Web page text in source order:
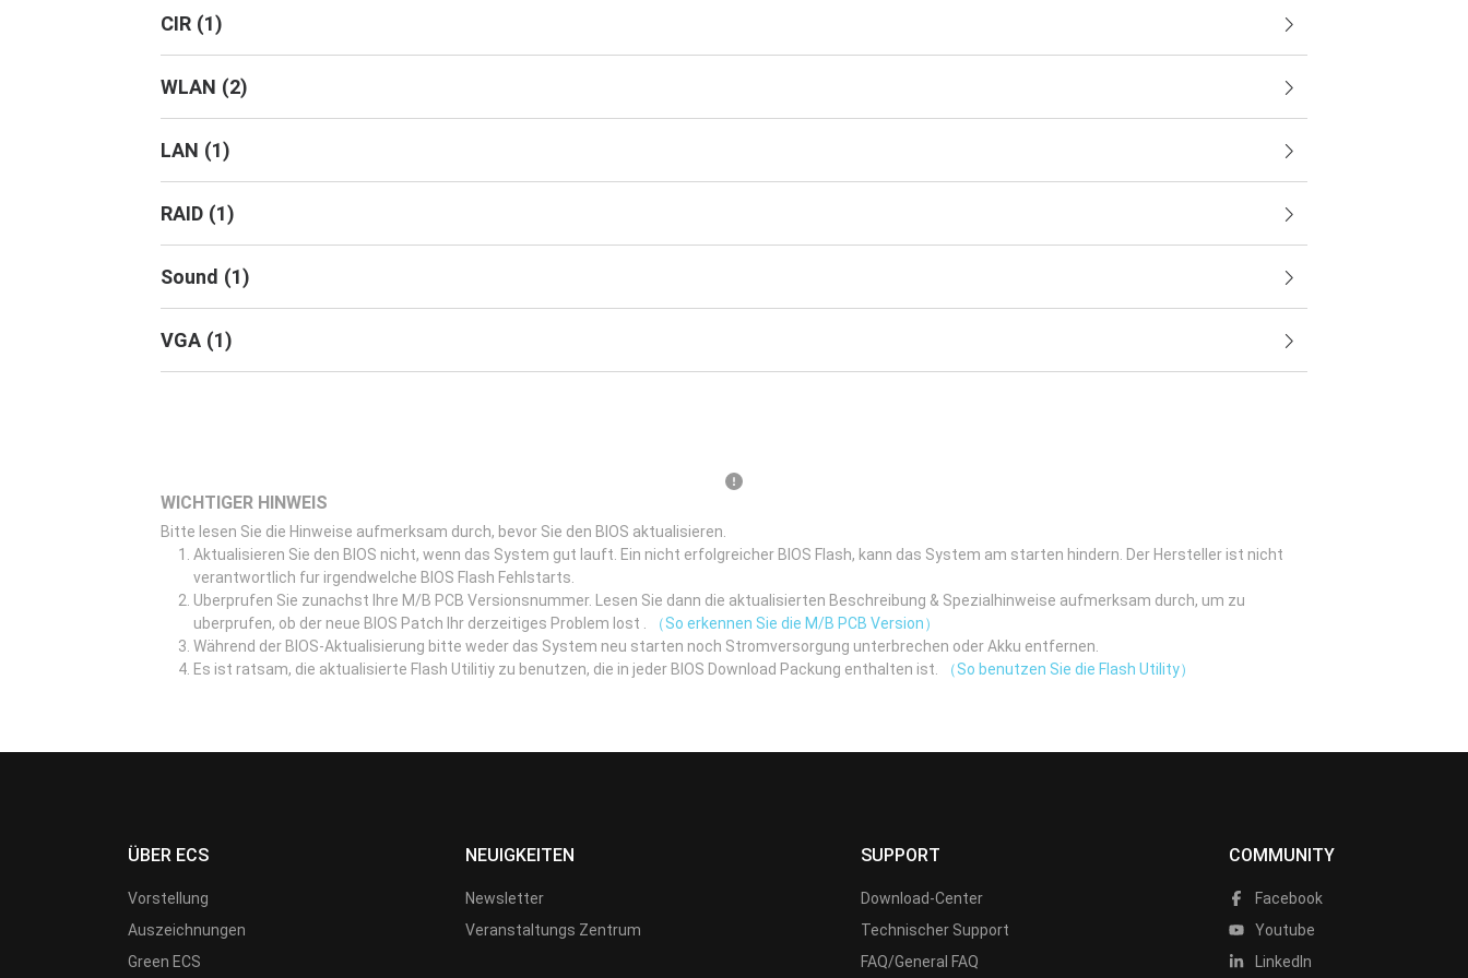
CIR (1)
WLAN (2)
LAN (1)
RAID (1)
Sound (1)
VGA (1)
WICHTIGER HINWEIS
Bitte lesen Sie die Hinweise aufmerksam durch, bevor Sie den BIOS aktualisieren.
Aktualisieren Sie den BIOS nicht, wenn das System gut lauft. Ein nicht erfolgreicher BIOS Flash, kann das System am starten hindern. Der Hersteller ist nicht
verantwortlich fur irgendwelche BIOS Flash Fehlstarts.
Uberprufen Sie zunachst Ihre M/B PCB Versionsnummer. Lesen Sie dann die aktualisierten Beschreibung & Spezialhinweise aufmerksam durch, um zu
uberprufen, ob der neue BIOS Patch Ihr derzeitiges Problem lost .
（So erkennen Sie die M/B PCB Version）
Während der BIOS-Aktualisierung bitte weder das System neu starten noch Stromversorgung unterbrechen oder Akku entfernen.
Es ist ratsam, die aktualisierte Flash Utilitiy zu benutzen, die in jeder BIOS Download Packung enthalten ist.
（So benutzen Sie die Flash Utility）
ÜBER ECS
Vorstellung
Auszeichnungen
Green ECS
NEUIGKEITEN
Newsletter
Veranstaltungs Zentrum
SUPPORT
Download-Center
Technischer Support
FAQ/General FAQ
COMMUNITY
Facebook
Youtube
LinkedIn